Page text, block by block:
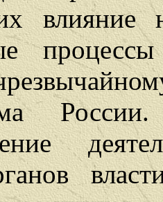
влияние
России.